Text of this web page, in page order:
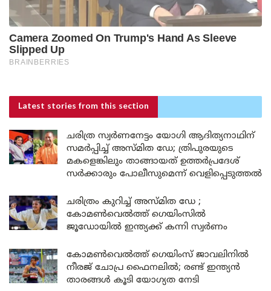
Latest stories from this section
ചരിത്ര സ്വർണനേട്ടം യോഗി ആദിത്യനാഥിന്
സമർപ്പിച്ച് അസ്മിത ഡേ; ത്രിപുരയുടെ
മകളെങ്കിലും താങ്ങായത് ഉത്തർപ്രദേശ്
സർക്കാരും പോലീസുമെന്ന് വെളിപ്പെടുത്തൽ
ചരിത്രം കുറിച്ച് അസ്മിത ഡേ ;
കോമൺവെൽത്ത് ഗെയിംസിൽ
ജൂഡോയിൽ ഇന്ത്യക്ക് കന്നി സ്വർണം
കോമൺവെൽത്ത് ഗെയിംസ് ജാവലിനിൽ
നീരജ് ചോപ്ര ഫൈനലിൽ; രണ്ട് ഇന്ത്യൻ
താരങ്ങൾ കൂടി യോഗ്യത നേടി